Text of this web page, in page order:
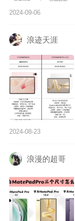
2024-09-06
浪迹天涯
2024-08-23
浪漫的超哥